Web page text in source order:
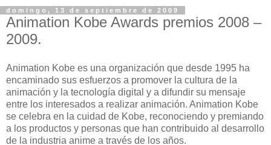
domingo, 13 de septiembre de 2009
Animation Kobe Awards premios 2008 –
2009.
Animation Kobe es una organización que desde 1995 ha
encaminado sus esfuerzos a promover la cultura de la
animación y la tecnología digital y a difundir su mensaje
entre los interesados a realizar animación. Animation Kobe
se celebra en la cuidad de Kobe, reconociendo y premiando
a los productos y personas que han contribuido al desarrollo
de la industria anime a través de los años.